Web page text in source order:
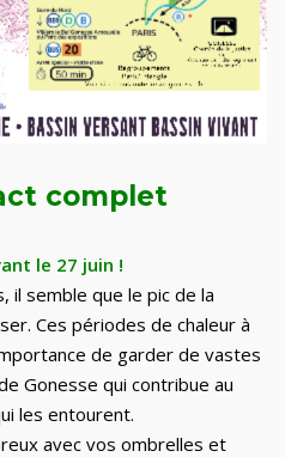
complet
le 27 juin !
il semble que le pic de la
Ces périodes de chaleur à
de garder de vastes
Gonesse qui contribue au
les entourent.
avec vos ombrelles et